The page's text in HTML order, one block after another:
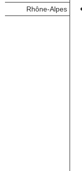
Rhône-Alpes